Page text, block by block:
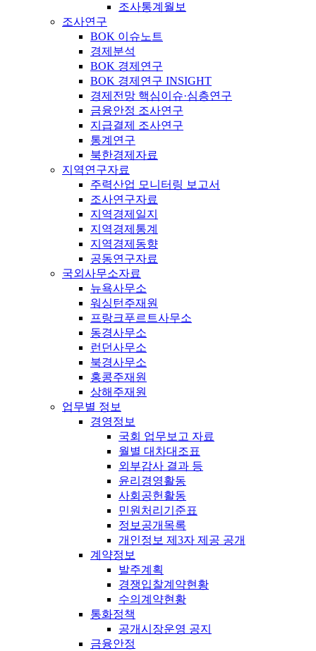
조사통계월보
조사연구
BOK 이슈노트
경제분석
BOK 경제연구
BOK 경제연구 INSIGHT
경제전망 핵심이슈·심층연구
금융안정 조사연구
지급결제 조사연구
통계연구
북한경제자료
지역연구자료
주력산업 모니터링 보고서
조사연구자료
지역경제일지
지역경제통계
지역경제동향
공동연구자료
국외사무소자료
뉴욕사무소
워싱턴주재원
프랑크푸르트사무소
동경사무소
런던사무소
북경사무소
홍콩주재원
상해주재원
업무별 정보
경영정보
국회 업무보고 자료
월별 대차대조표
외부감사 결과 등
윤리경영활동
사회공헌활동
민원처리기준표
정보공개목록
개인정보 제3자 제공 공개
계약정보
발주계획
경쟁입찰계약현황
수의계약현황
통화정책
공개시장운영 공지
금융안정